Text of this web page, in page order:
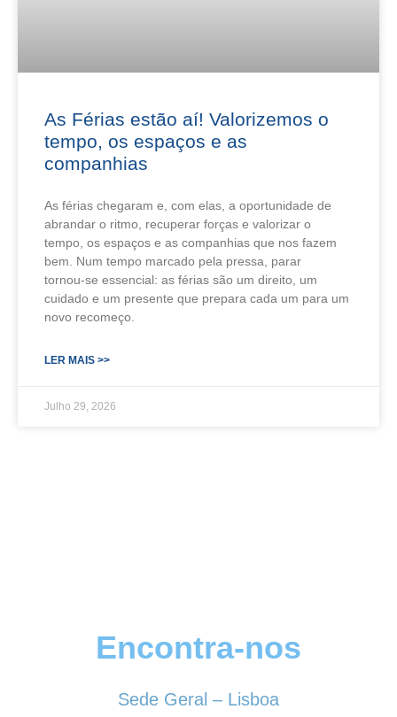
As Férias estão aí! Valorizemos o
tempo, os espaços e as
companhias
As férias chegaram e, com elas, a oportunidade de
abrandar o ritmo, recuperar forças e valorizar o
tempo, os espaços e as companhias que nos fazem
bem. Num tempo marcado pela pressa, parar
tornou‑se essencial: as férias são um direito, um
cuidado e um presente que prepara cada um para um
novo recomeço.
LER MAIS >>
Julho 29, 2026
Encontra-nos
Sede Geral – Lisboa